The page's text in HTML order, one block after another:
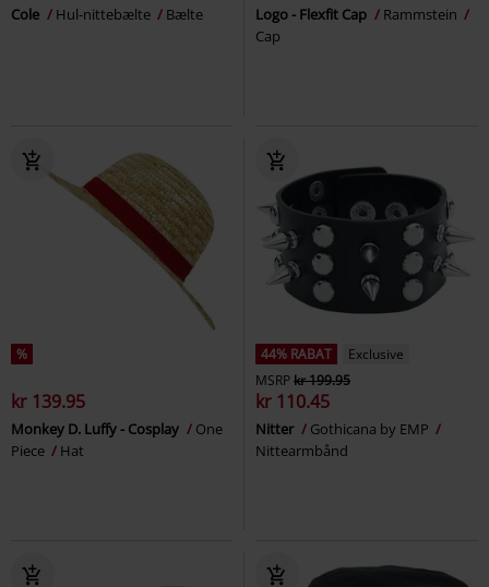
Cole Hul-nittebælte Bælte Logo - Flexfit Cap
Rammstein
Cap
%
kr 139.95
Monkey D. Luffy - Cosplay
One
Piece
Hat
44% RABAT
Exclusive
MSRPkr 199.95
kr 110.45
Nitter
Gothicana by EMP
Nittearmbånd